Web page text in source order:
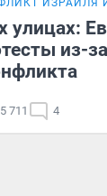
ИЗРАИЛЯ
улицах:
из-за
5 711 4